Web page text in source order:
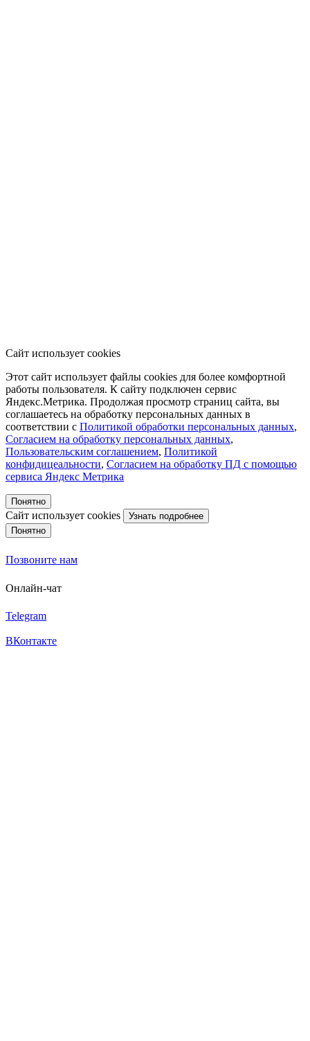
Сайт использует cookies
Этот сайт использует файлы cookies для более комфортной
работы пользователя. К сайту подключен сервис
Яндекс.Метрика. Продолжая просмотр страниц сайта, вы
соглашаетесь на обработку персональных данных в
соответствии с Политикой обработки персональных данных,
Согласием на обработку персональных данных,
Пользовательским соглашением, Политикой
конфидицеальности, Согласием на обработку ПД с помощью
сервиса Яндекс Метрика
Понятно
Сайт использует cookies
Узнать подробнее
Понятно
Позвоните нам
Онлайн-чат
Telegram
ВКонтакте